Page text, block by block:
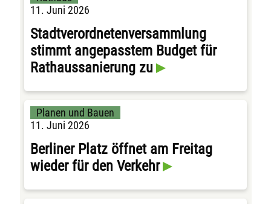
11. Juni 2026
Stadtverordnetenversammlung
stimmt angepasstem Budget für
Rathaussanierung zu
Planen und Bauen
11. Juni 2026
Berliner Platz öffnet am Freitag
wieder für den Verkehr